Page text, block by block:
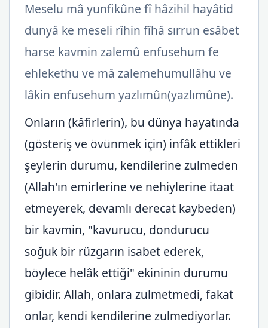
Meselu mâ yunfikûne fî hâzihil hayâtid
dunyâ ke meseli rîhin fîhâ sırrun esâbet
harse kavmin zalemû enfusehum fe
ehlekethu ve mâ zalemehumullâhu ve
lâkin enfusehum yazlımûn(yazlımûne).
Onların (kâfirlerin), bu dünya hayatında
(gösteriş ve övünmek için) infâk ettikleri
şeylerin durumu, kendilerine zulmeden
(Allah'ın emirlerine ve nehiylerine itaat
etmeyerek, devamlı derecat kaybeden)
bir kavmin, "kavurucu, dondurucu
soğuk bir rüzgarın isabet ederek,
böylece helâk ettiği" ekininin durumu
gibidir. Allah, onlara zulmetmedi, fakat
onlar, kendi kendilerine zulmediyorlar.